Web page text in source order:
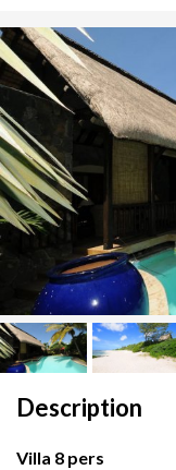
Description
Villa 8 pers